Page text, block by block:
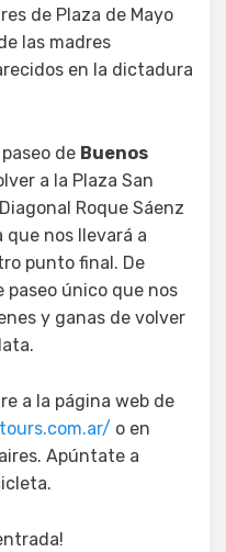
de Plaza de Mayo
las madres
en la dictadura
de Buenos
a la Plaza San
Roque Sáenz
que nos llevará a
punto final. De
paseo único que nos
y ganas de volver
a la página web de
o en
Apúntate a